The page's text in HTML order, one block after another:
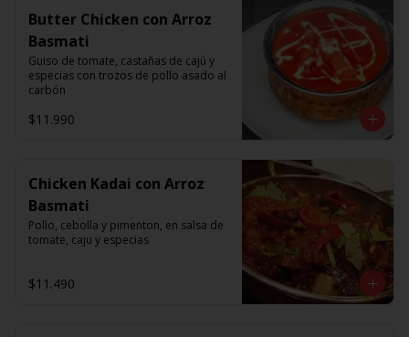
Butter Chicken con Arroz
Basmati
Guiso de tomate, castañas de cajú y
especias con trozos de pollo asado al
carbón
$11.990
Chicken Kadai con Arroz
Basmati
Pollo, cebolla y pimenton, en salsa de
tomate, caju y especias
$11.490